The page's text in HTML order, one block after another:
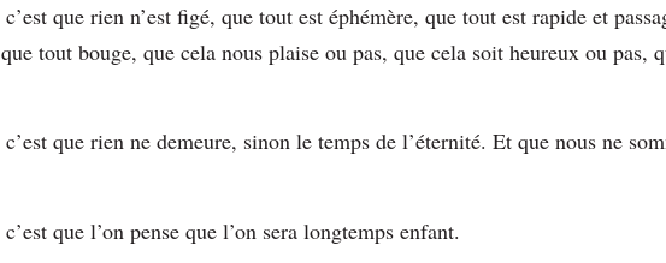
que rien n’est figé, que tout est éphémère, que tout est rapide et
tout bouge, que cela nous plaise ou pas, que cela soit heureux ou pas,
que rien ne demeure, sinon le temps de l’éternité. Et que nous ne
que l’on pense que l’on sera longtemps enfant.